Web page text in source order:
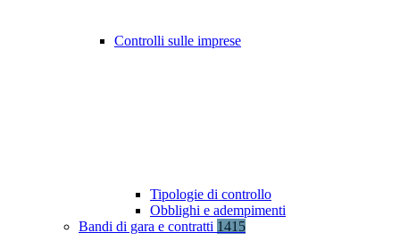
Controlli sulle imprese
Tipologie di controllo
Obblighi e adempimenti
Bandi di gara e contratti 1415